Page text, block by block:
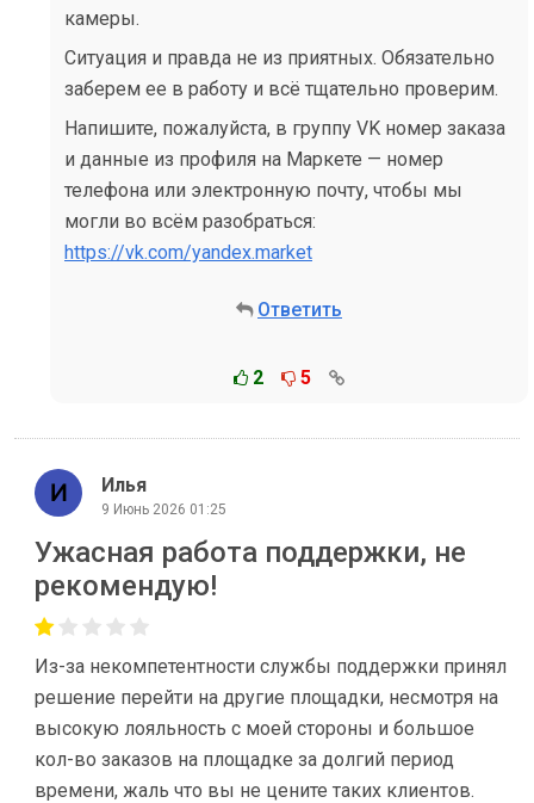
камеры.
Ситуация и правда не из приятных. Обязательно
заберем ее в работу и всё тщательно проверим.
Напишите, пожалуйста, в группу VK номер заказа
и данные из профиля на Маркете — номер
телефона или электронную почту, чтобы мы
могли во всём разобраться:
https://vk.com/yandex.market
Ответить
2 5
Илья
9 Июнь 2026 01:25
Ужасная работа поддержки, не
рекомендую!
Из-за некомпетентности службы поддержки принял
решение перейти на другие площадки, несмотря на
высокую лояльность с моей стороны и большое
кол-во заказов на площадке за долгий период
времени, жаль что вы не цените таких клиентов.